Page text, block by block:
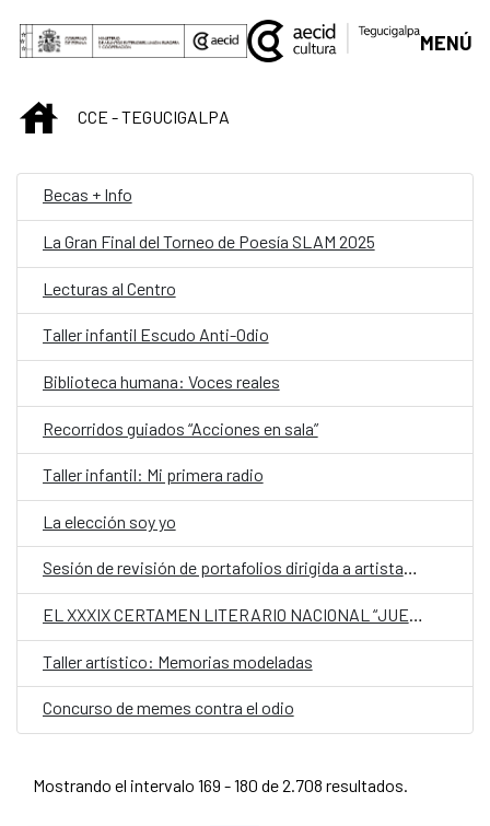
Saltar al contenido principal
MENÚ
INICIOCCE - TEGUCIGALPA
Becas + Info
La Gran Final del Torneo de Poesía SLAM 2025
Lecturas al Centro
Taller infantil Escudo Anti-Odio
Biblioteca humana: Voces reales
Recorridos guiados “Acciones en sala”
Taller infantil: Mi primera radio
La elección soy yo
Sesión de revisión de portafolios dirigida a artistas visuales
EL XXXIX CERTAMEN LITERARIO NACIONAL “JUEGOS FLORALES” DE SANTA ROSA DE COPÁN
Taller artístico: Memorias modeladas
Concurso de memes contra el odio
Mostrando el intervalo 169 - 180 de 2.708 resultados.